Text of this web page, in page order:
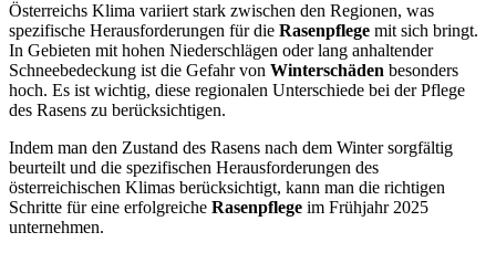
Österreichs Klima variiert stark zwischen den Regionen, was
spezifische Herausforderungen für die Rasenpflege mit sich bringt.
In Gebieten mit hohen Niederschlägen oder lang anhaltender
Schneebedeckung ist die Gefahr von Winterschäden besonders
hoch. Es ist wichtig, diese regionalen Unterschiede bei der Pflege
des Rasens zu berücksichtigen.
Indem man den Zustand des Rasens nach dem Winter sorgfältig
beurteilt und die spezifischen Herausforderungen des
österreichischen Klimas berücksichtigt, kann man die richtigen
Schritte für eine erfolgreiche Rasenpflege im Frühjahr 2025
unternehmen.